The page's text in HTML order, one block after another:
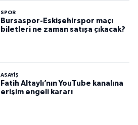
SPOR
Bursaspor-Eskişehirspor maçı
biletleri ne zaman satışa çıkacak?
ASAYİŞ
Fatih Altaylı’nın YouTube kanalına
erişim engeli kararı